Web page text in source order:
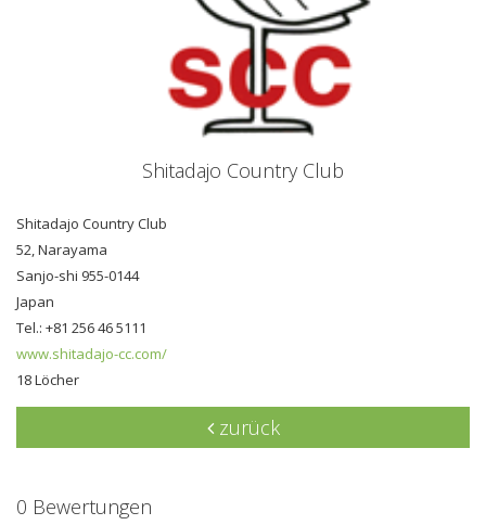
Shitadajo Country Club
Shitadajo Country Club
52, Narayama
Sanjo-shi 955-0144
Japan
Tel.: +81 256 46 5111
www.shitadajo-cc.com/
18 Löcher
zurück
0 Bewertungen